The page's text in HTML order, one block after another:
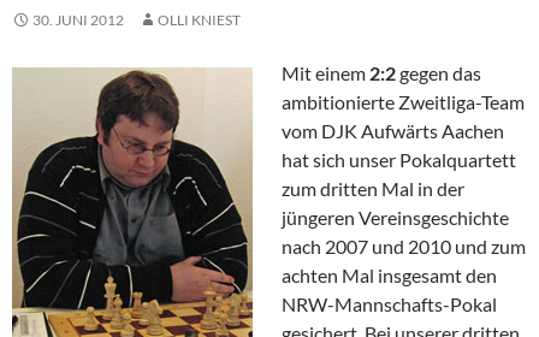
30. JUNI 2012 OLLI KNIEST
Mit einem 2:2gegen das
ambitionierte Zweitliga-Team
vom DJK Aufwärts Aachen
hat sich unser Pokalquartett
zum dritten Mal in der
jüngeren Vereinsgeschichte
nach 2007 und 2010 und zum
achten Mal insgesamt den
NRW-Mannschafts-Pokal